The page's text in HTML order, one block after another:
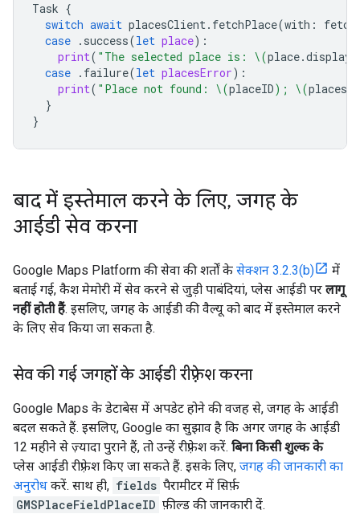
Task {
switch await placesClient. fetchPlace(with :
case . success(let place):
print( "The selected place is: \(place.
case . failure(let placesError):
print( "Place not found: \(placeID) ; \(
}
}
बाद में इस्तेमाल करने के लिए, जगह के
आईडी सेव करना
Google Maps Platform की सेवा की शर्तों के सेक्शन 3.2.3(b)
में
बताई गई, कैश मेमोरी में सेव करने से जुड़ी पाबंदियां, प्लेस आईडी पर लागू
नहीं होती हैं. इसलिए, जगह के आईडी की वैल्यू को बाद में इस्तेमाल करने
के लिए सेव किया जा सकता है.
सेव की गई जगहों के आईडी रीफ़्रेश करना
Google Maps के डेटाबेस में अपडेट होने की वजह से, जगह के आईडी
बदल सकते हैं. इसलिए, Google का सुझाव है कि अगर जगह के आईडी
12 महीने से ज़्यादा पुराने हैं, तो उन्हें रीफ़्रेश करें. बिना किसी शुल्क के
प्लेस आईडी रीफ़्रेश किए जा सकते हैं. इसके लिए, जगह की जानकारी का
अनुरोध करें. साथ ही, fields पैरामीटर में सिर्फ़
GMSPlaceFieldPlaceID फ़ील्ड की जानकारी दें.